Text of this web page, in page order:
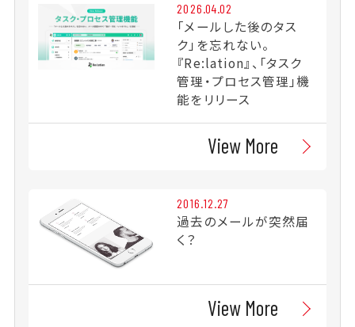
2026.04.02
「メールした後のタス
ク」を忘れない。
『Re:lation』、「タスク
管理・プロセス管理」機
能をリリース
View More
2016.12.27
過去のメールが突然届
く？
View More